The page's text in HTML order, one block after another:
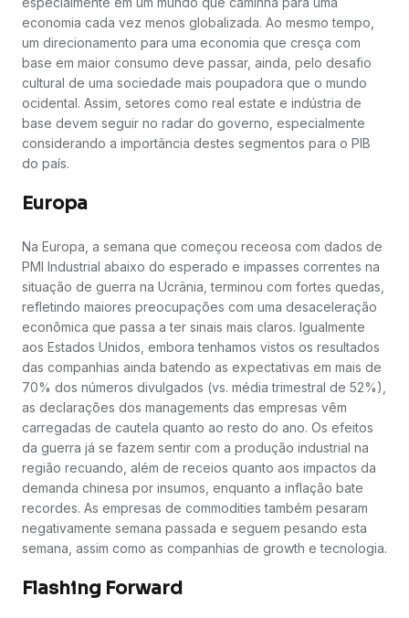
economia cada vez menos globalizada. Ao mesmo tempo,
um direcionamento para uma economia que cresça com
base em maior consumo deve passar, ainda, pelo desafio
cultural de uma sociedade mais poupadora que o mundo
ocidental. Assim, setores como real estate e indústria de
base devem seguir no radar do governo, especialmente
considerando a importância destes segmentos para o PIB
do país.
Europa
Na Europa, a semana que começou receosa com dados de
PMI Industrial abaixo do esperado e impasses correntes na
situação de guerra na Ucrânia, terminou com fortes quedas,
refletindo maiores preocupações com uma desaceleração
econômica que passa a ter sinais mais claros. Igualmente
aos Estados Unidos, embora tenhamos vistos os resultados
das companhias ainda batendo as expectativas em mais de
70% dos números divulgados (vs. média trimestral de 52%),
as declarações dos managements das empresas vêm
carregadas de cautela quanto ao resto do ano. Os efeitos
da guerra já se fazem sentir com a produção industrial na
região recuando, além de receios quanto aos impactos da
demanda chinesa por insumos, enquanto a inflação bate
recordes. As empresas de commodities também pesaram
negativamente semana passada e seguem pesando esta
semana, assim como as companhias de growth e tecnologia.
Flashing Forward